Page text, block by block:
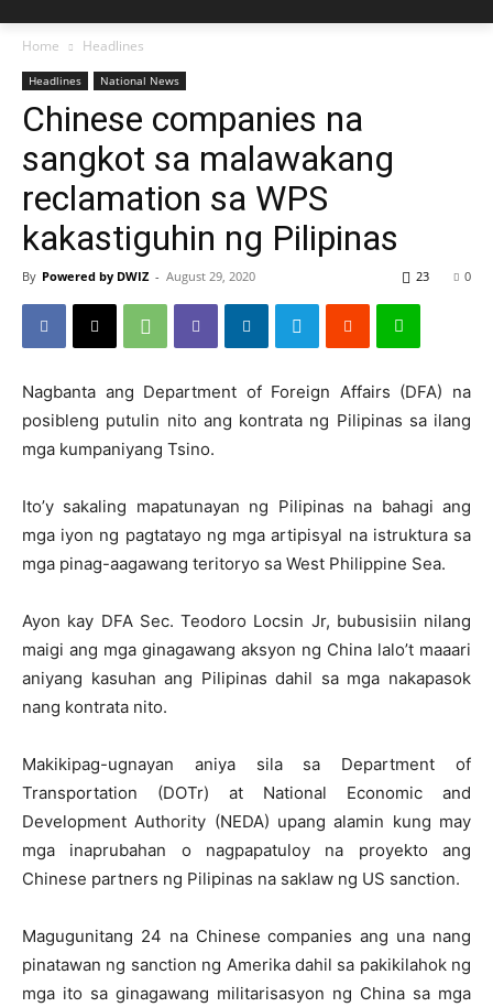
Home Headlines
Headlines National News
Chinese companies na
sangkot sa malawakang
reclamation sa WPS
kakastiguhin ng Pilipinas
By Powered by DWIZ - August 29, 2020 0
23
Nagbanta ang Department of Foreign Affairs (DFA) na
posibleng putulin nito ang kontrata ng Pilipinas sa ilang
mga kumpaniyang Tsino.
Ito’y sakaling mapatunayan ng Pilipinas na bahagi ang
mga iyon ng pagtatayo ng mga artipisyal na istruktura sa
mga pinag-aagawang teritoryo sa West Philippine Sea.
Ayon kay DFA Sec. Teodoro Locsin Jr, bubusisiin nilang
maigi ang mga ginagawang aksyon ng China lalo’t maaari
aniyang kasuhan ang Pilipinas dahil sa mga nakapasok
nang kontrata nito.
Makikipag-ugnayan aniya sila sa Department of
Transportation (DOTr) at National Economic and
Development Authority (NEDA) upang alamin kung may
mga inaprubahan o nagpapatuloy na proyekto ang
Chinese partners ng Pilipinas na saklaw ng US sanction.
Magugunitang 24 na Chinese companies ang una nang
pinatawan ng sanction ng Amerika dahil sa pakikilahok ng
mga ito sa ginagawang militarisasyon ng China sa mga